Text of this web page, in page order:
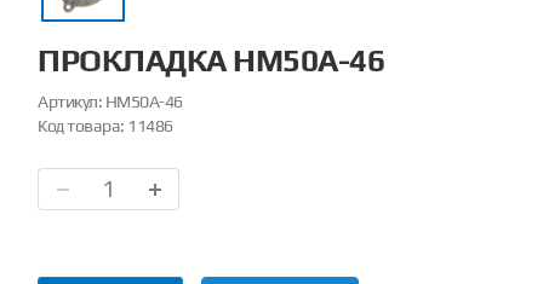
ПРОКЛАДКА НМ50А-46
Артикул: НМ50А-46
Код товара: 11486